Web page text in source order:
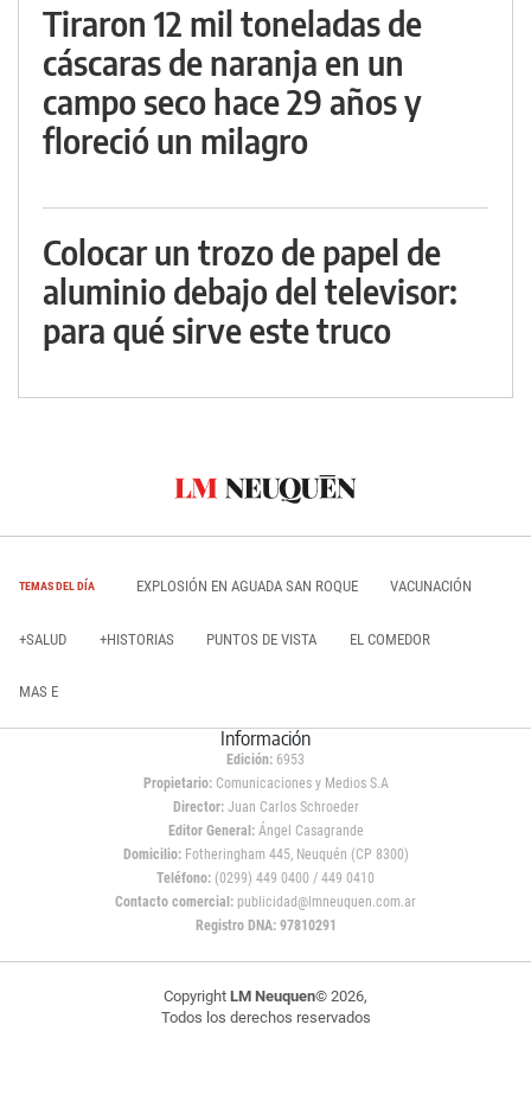
Tiraron 12 mil toneladas de
cáscaras de naranja en un
campo seco hace 29 años y
floreció un milagro
Colocar un trozo de papel de
aluminio debajo del televisor:
para qué sirve este truco
TEMAS DEL DÍA EXPLOSIÓN EN AGUADA SAN ROQUE VACUNACIÓN
+SALUD +HISTORIAS PUNTOS DE VISTA EL COMEDOR
MAS E
Información
Edición: 6953
Propietario:Comunicaciones y Medios S.A
Director: Juan Carlos Schroeder
Editor General:Ángel Casagrande
Domicilio:Fotheringham 445, Neuquén (CP 8300)
Teléfono: (0299) 449 0400 / 449 0410
Contacto comercial: publicidad@lmneuquen.com.ar
Registro DNA: 97810291
Copyright LM Neuquen© 2026,
Todos los derechos reservados